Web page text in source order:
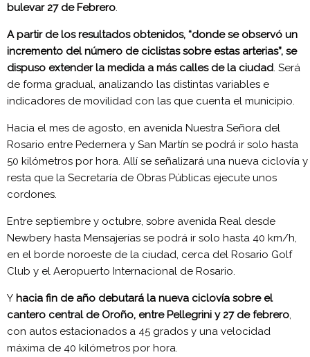
bulevar 27 de Febrero.
A partir de los resultados obtenidos, “donde se observó un
incremento del número de ciclistas sobre estas arterias”, se
dispuso extender la medida a más calles de la ciudad. Será
de forma gradual, analizando las distintas variables e
indicadores de movilidad con las que cuenta el municipio.
Hacia el mes de agosto, en avenida Nuestra Señora del
Rosario entre Pedernera y San Martín se podrá ir solo hasta
50 kilómetros por hora. Allí se señalizará una nueva ciclovía y
resta que la Secretaría de Obras Públicas ejecute unos
cordones.
Entre septiembre y octubre, sobre avenida Real desde
Newbery hasta Mensajerías se podrá ir solo hasta 40 km/h,
en el borde noroeste de la ciudad, cerca del Rosario Golf
Club y el Aeropuerto Internacional de Rosario.
Y hacia fin de año debutará la nueva ciclovía sobre el
cantero central de Oroño, entre Pellegrini y 27 de febrero,
con autos estacionados a 45 grados y una velocidad
máxima de 40 kilómetros por hora.